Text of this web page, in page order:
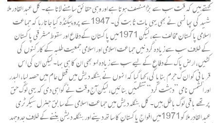
کہتے ہیں کہ قت سب سے بڑا منصف ہوتا ہے اور وہی حقائق سامنے لاتا ہے۔ کل عبدالقادر ملا
شہید کی پھانسی نے بھی یہی بات ثابت کی۔ 1947سے پروپیگنڈہ کیا جاتا رہا کہ جماعت
اسلامی پاکستان مخالف ہے، لیکن 1971میں پاکستان کے دفاع اور سقوطِ مشرقی پاکستان
کے خلاف سب سے زیادہ گردنیں جماعت اسلامی اور اسلامی جمعیت طلبہ کے کارکنوں کی
کٹیں، ارض پاک کے دفاع کے لیے سب سے زیادہ لہو بھی ان کا ہی بہا۔ لیکن ان کی اس
قربانی کو ان ک جرم بنایا گی، کہا گیا کہ انہوں نے بنگلہ دیش میں قتل عام میں حصہ لیا، البدر
اور الشمس نامی ”دہشت گرد“ تنظمیں بنائیں، لیکن آج وقت نے گواہی دی کہ یہی لوگ حق
پر تھے باقی لوگ باطل ہیں۔ کل بنگلہ دیش میں جماعت اسلامی کے سابق جنرل سیکرٹری
عبدالقادر ملا کو1971میں افواجِ پاکستان کا ساتھ دینے اور بنگلہ دیشن بننے کے خلاف جدوجہد